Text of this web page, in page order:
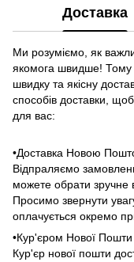
Доставка
Ми розуміємо, як
якомога швидше! Тому
швидку та якісну
способів доставки,
для вас:
•Доставка Новою
Відпраляємо
можете обрати зручне
Просимо звернути
оплачується окремо
•Кур'єром Нової Пошти
Кур'єр нової пошти